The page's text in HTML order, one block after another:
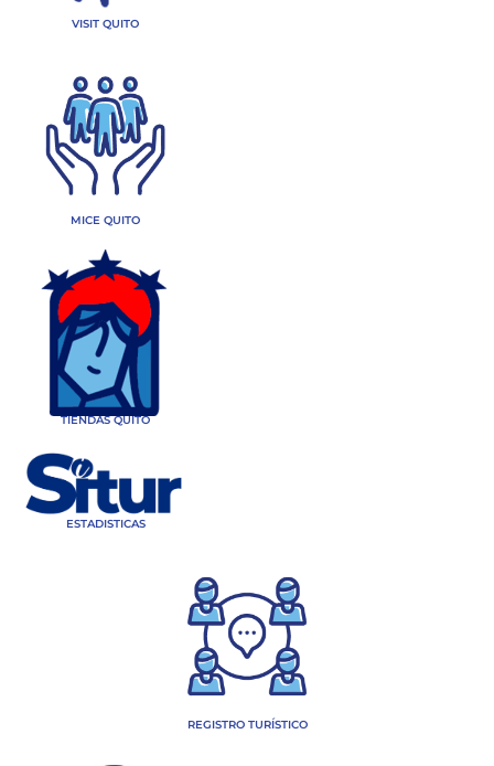
VISIT QUITO
MICE QUITO
TIENDAS QUITO
ESTADISTICAS
REGISTRO TURÍSTICO